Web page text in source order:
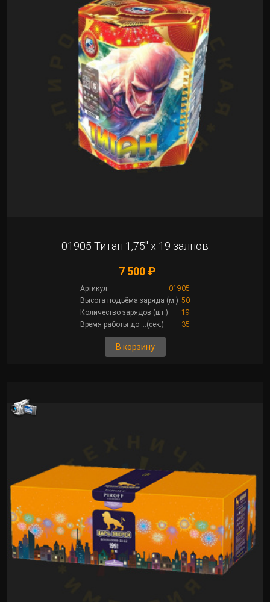
01905 Титан 1,75″ х 19 залпов
7 500 ₽
Артикул
01905
Высота подъёма заряда (м.) 50
Количество зарядов (шт.)
19
Время работы до ...(сек.)
35
В корзину